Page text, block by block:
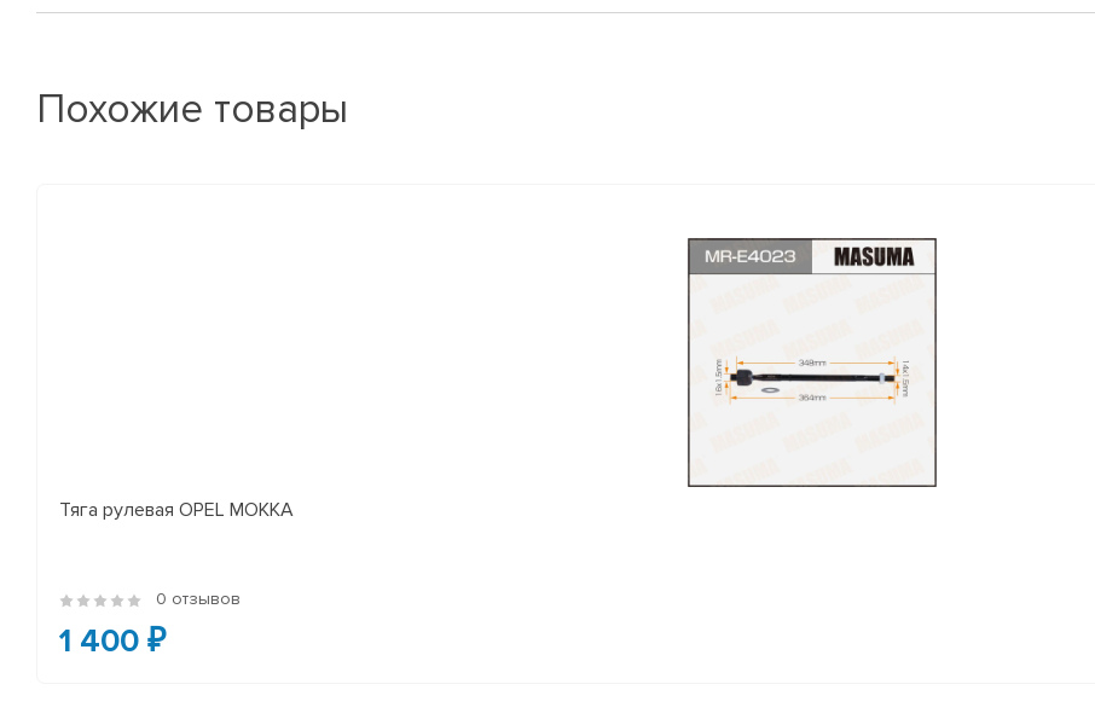
Похожие товары
Тяга рулевая OPEL MOKKA
0 отзывов
1 400 ₽